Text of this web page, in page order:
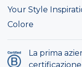
Your Style
Colore
La prima